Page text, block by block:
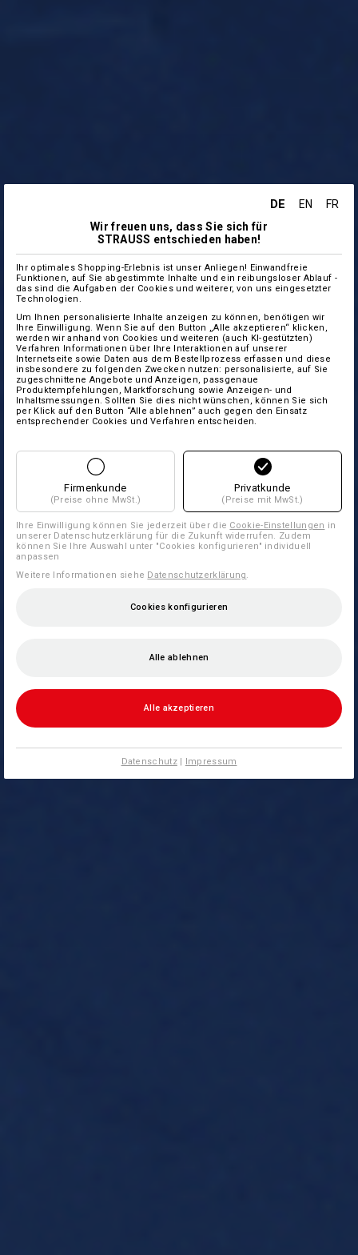
DE EN
FR
Wir freuen uns, dass Sie sich für
STRAUSS entschieden haben!
Ihr optimales Shopping-Erlebnis ist unser Anliegen! Einwandfreie
Funktionen, auf Sie abgestimmte Inhalte und ein reibungsloser Ablauf -
das sind die Aufgaben der Cookies und weiterer, von uns eingesetzter
Technologien.
Um Ihnen personalisierte Inhalte anzeigen zu können, benötigen wir
Ihre Einwilligung. Wenn Sie auf den Button „Alle akzeptieren“ klicken,
werden wir anhand von Cookies und weiteren (auch KI-gestützten)
Verfahren Informationen über Ihre Interaktionen auf unserer
Internetseite sowie Daten aus dem Bestellprozess erfassen und diese
insbesondere zu folgenden Zwecken nutzen: personalisierte, auf Sie
zugeschnittene Angebote und Anzeigen, passgenaue
Produktempfehlungen, Marktforschung sowie Anzeigen- und
Inhaltsmessungen. Sollten Sie dies nicht wünschen, können Sie sich
per Klick auf den Button “Alle ablehnen” auch gegen den Einsatz
entsprechender Cookies und Verfahren entscheiden.
Firmenkunde
(Preise ohne MwSt.)
Privatkunde
(Preise mit MwSt.)
Ihre Einwilligung können Sie jederzeit über die Cookie-Einstellungen in
unserer Datenschutzerklärung für die Zukunft widerrufen. Zudem
können Sie Ihre Auswahl unter "Cookies konfigurieren" individuell
anpassen
Weitere Informationen siehe Datenschutzerklärung.
Cookies konfigurieren
Alle ablehnen
Alle akzeptieren
Datenschutz| Impressum